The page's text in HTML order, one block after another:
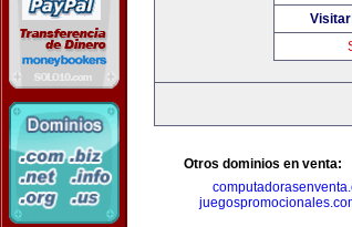
Otros dominios en venta: